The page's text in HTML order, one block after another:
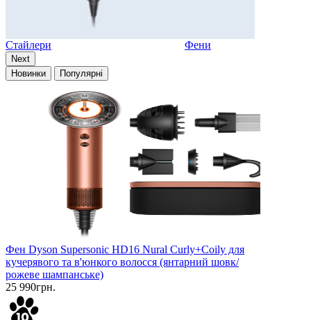
Стайлери Фени
Next
Новинки
Популярні
Фен Dyson Supersonic HD16 Nural Curly+Coily для
кучерявого та в'юнкого волосся (янтарний шовк/
рожеве шампанське)
25 990грн.